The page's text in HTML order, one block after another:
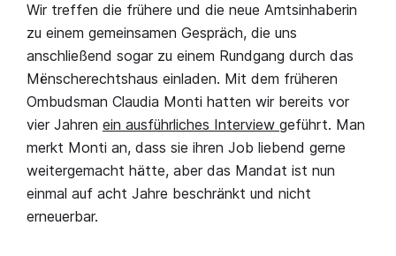
Wir treffen die frühere und die neue Amtsinhaberin
zu einem gemeinsamen Gespräch, die uns
anschließend sogar zu einem Rundgang durch das
Mënscherechtshaus einladen. Mit dem früheren
Ombudsman Claudia Monti hatten wir bereits vor
vier Jahren ein ausführliches Interview geführt. Man
merkt Monti an, dass sie ihren Job liebend gerne
weitergemacht hätte, aber das Mandat ist nun
einmal auf acht Jahre beschränkt und nicht
erneuerbar.